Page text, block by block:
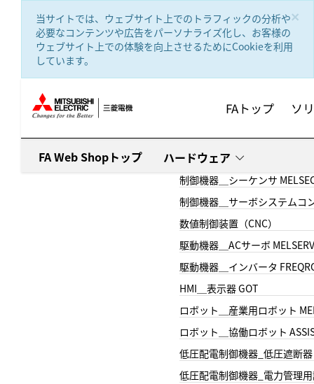
×
当サイトでは、ウェブサイト上でのトラフィックの分析や
必要なコンテンツや広告をパーソナライズ化し、お客様の
ウェブサイト上での体験を向上させるためにCookieを利用
しています。
FAトップ ソ
FA Web Shopトップ ハードウェア
制御機器＿シーケンサ
制御機器＿サーボシステムコ
数値制御装置（CNC）
駆動機器＿ACサーボ
駆動機器＿インバータ
HMI＿表示器 GOT
ロボット＿産業用ロボット
ロボット＿協働ロボット
低圧配電制御機器_低圧遮断器
低圧配電制御機器_電力管理